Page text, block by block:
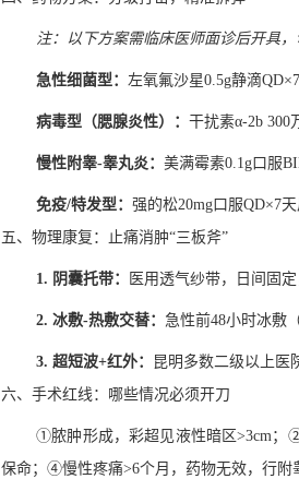
注：以下方案需临床医师面诊后开具，
急性细菌型： 左氧氟沙星0.5g静滴
病毒型（腮腺炎性）： 干扰素α-2b 300
慢性附睾-睾丸炎： 美满霉素0.1g口服
免疫/特发型： 强的松20mg口服QD×7
五、物理康复：止痛消肿“三板斧”
1. 阴囊托带： 医用透气纱带，日间固
2. 冰敷-热敷交替： 急性前48小时冰敷
3. 超短波+红外：
昆明多数二级以上医
六、手术红线：哪些情况必须开刀
①脓肿形成，彩超见液性暗区>3cm；
保命；④慢性疼痛>6个月，药物无效，行附